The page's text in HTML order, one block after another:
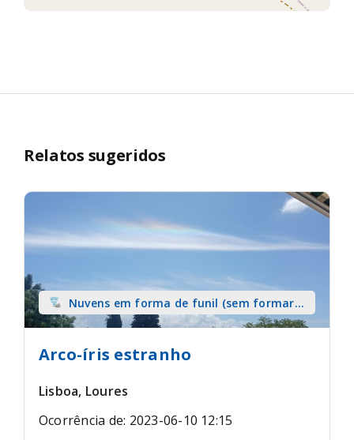
Relatos sugeridos
Nuvens em forma de funil (sem formar
tromba) sobre terra
Arco-íris estranho
Lisboa, Loures
Ocorrência de: 2023-06-10 12:15